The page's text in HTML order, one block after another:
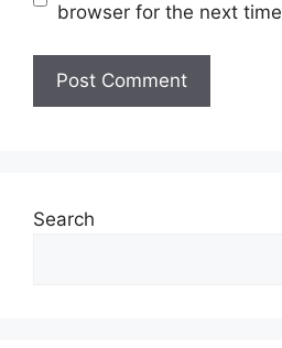
browser for the next
Search